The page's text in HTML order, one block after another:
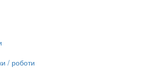
/ роботи